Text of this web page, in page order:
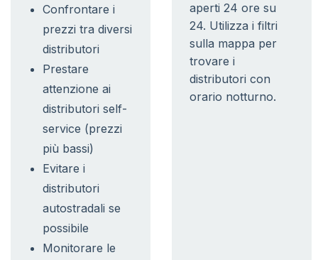
Confrontare i
prezzi tra diversi
distributori
Prestare
attenzione ai
distributori self-
service (prezzi
più bassi)
Evitare i
distributori
autostradali se
possibile
Monitorare le
aperti 24 ore su
24. Utilizza i filtri
sulla mappa per
trovare i
distributori con
orario notturno.